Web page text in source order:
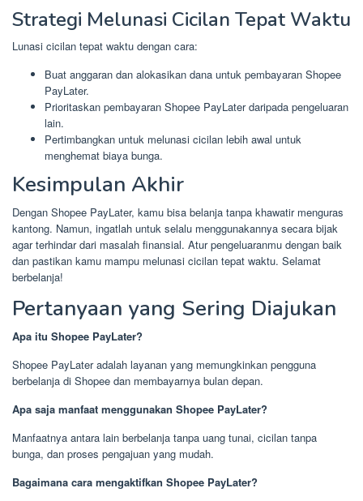
Strategi Melunasi Cicilan Tepat Waktu
Lunasi cicilan tepat waktu dengan cara:
Buat anggaran dan alokasikan dana untuk pembayaran Shopee
PayLater.
Prioritaskan pembayaran Shopee PayLater daripada pengeluaran
lain.
Pertimbangkan untuk melunasi cicilan lebih awal untuk
menghemat biaya bunga.
Kesimpulan Akhir
Dengan Shopee PayLater, kamu bisa belanja tanpa khawatir menguras
kantong. Namun, ingatlah untuk selalu menggunakannya secara bijak
agar terhindar dari masalah finansial. Atur pengeluaranmu dengan baik
dan pastikan kamu mampu melunasi cicilan tepat waktu. Selamat
berbelanja!
Pertanyaan yang Sering Diajukan
Apa itu Shopee PayLater?
Shopee PayLater adalah layanan yang memungkinkan pengguna
berbelanja di Shopee dan membayarnya bulan depan.
Apa saja manfaat menggunakan Shopee PayLater?
Manfaatnya antara lain berbelanja tanpa uang tunai, cicilan tanpa
bunga, dan proses pengajuan yang mudah.
Bagaimana cara mengaktifkan Shopee PayLater?